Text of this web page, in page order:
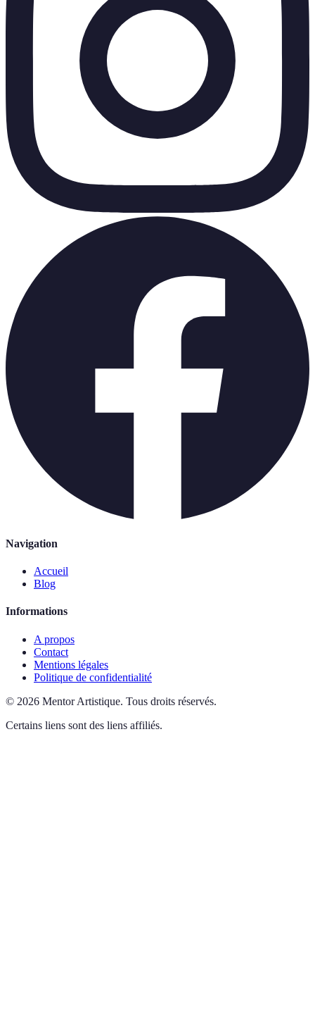
Navigation
Accueil
Blog
Informations
A propos
Contact
Mentions légales
Politique de confidentialité
© 2026 Mentor Artistique. Tous droits réservés.
Certains liens sont des liens affiliés.